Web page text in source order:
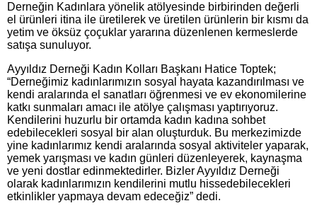
Derneğin Kadınlara yönelik atölyesinde birbirinden değerli
el ürünleri itina ile üretilerek ve üretilen ürünlerin bir kısmı da
yetim ve öksüz çoçuklar yararına düzenlenen kermeslerde
satışa sunuluyor.
Ayyıldız Derneği Kadın Kolları Başkanı Hatice Toptek;
“Derneğimiz kadınlarımızın sosyal hayata kazandırılması ve
kendi aralarında el sanatları öğrenmesi ve ev ekonomilerine
katkı sunmaları amacı ile atölye çalışması yaptırıyoruz.
Kendilerini huzurlu bir ortamda kadın kadına sohbet
edebilecekleri sosyal bir alan oluşturduk. Bu merkezimizde
yine kadınlarımız kendi aralarında sosyal aktiviteler yaparak,
yemek yarışması ve kadın günleri düzenleyerek, kaynaşma
ve yeni dostlar edinmektedirler. Bizler Ayyıldız Derneği
olarak kadınlarımızın kendilerini mutlu hissedebilecekleri
etkinlikler yapmaya devam edeceğiz” dedi.